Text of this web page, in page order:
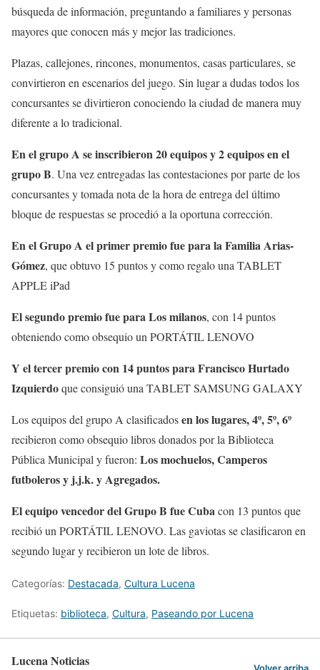
búsqueda de información, preguntando a familiares y personas
mayores que conocen más y mejor las tradiciones.
Plazas, callejones, rincones, monumentos, casas particulares, se
convirtieron en escenarios del juego. Sin lugar a dudas todos los
concursantes se divirtieron conociendo la ciudad de manera muy
diferente a lo tradicional.
En el grupo A se inscribieron 20 equipos y 2 equipos en el
grupo B. Una vez entregadas las contestaciones por parte de los
concursantes y tomada nota de la hora de entrega del último
bloque de respuestas se procedió a la oportuna corrección.
En el Grupo A el primer premio fue para la Familia Arias-
Gómez, que obtuvo 15 puntos y como regalo una TABLET
APPLE iPad
El segundo premio fue para Los milanos, con 14 puntos
obteniendo como obsequio un PORTÁTIL LENOVO
Y el tercer premio con 14 puntos para Francisco Hurtado
Izquierdoque consiguió una TABLET SAMSUNG GALAXY
Los equipos del grupo A clasificadosen los lugares, 4º, 5º, 6º
recibieron como obsequio libros donados por la Biblioteca
Pública Municipal y fueron: Los mochuelos, Camperos
futboleros y j.j.k. y Agregados.
El equipo vencedor del Grupo B fue Cubacon 13 puntos que
recibió un PORTÁTIL LENOVO. Las gaviotas se clasificaron en
segundo lugar y recibieron un lote de libros.
Categorías: Destacada, Cultura Lucena
Etiquetas: biblioteca, Cultura, Paseando por Lucena
Lucena Noticias